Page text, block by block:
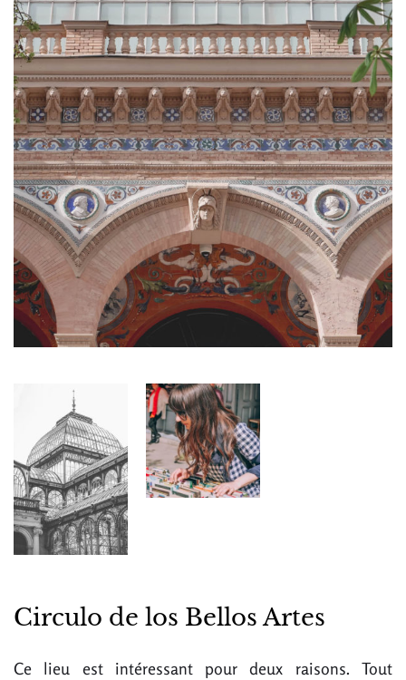
Circulo de los Bellos Artes
Ce lieu est intéressant pour deux raisons. Tout